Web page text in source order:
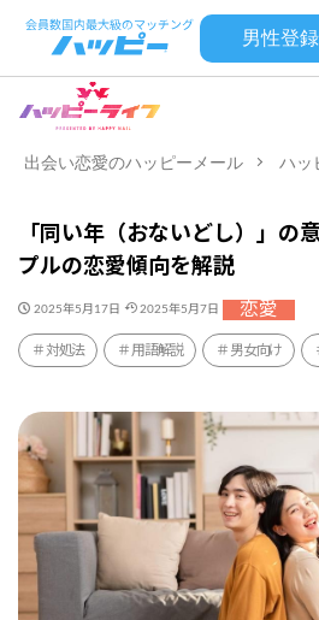
男性登録
出会い恋愛のハッピーメール ハッ
「同い年（おないどし）」の
プルの恋愛傾向を解説
2025年5月17日 2025年5月7日 恋愛
対処法 用語解説 男女向け